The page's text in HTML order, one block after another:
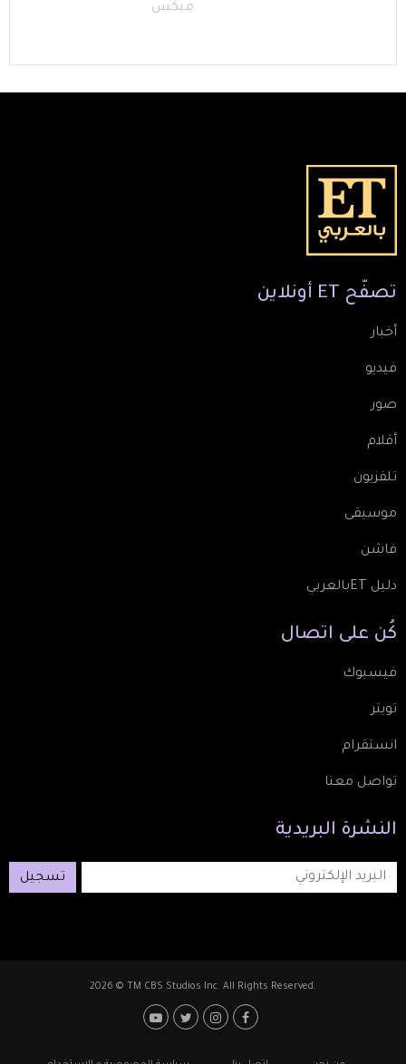
ميكس
تصفّح ET أونلاين
أخبار
فيديو
صور
أفلام
تلفزيون
موسيقى
فاشن
دليل ETبالعربي
كُن على اتصال
فيسبوك
تويتر
انستقرام
تواصل معنا
النشرة البريدية
تسجيل
2026 © TM CBS Studios Inc. All Rights Reserved.
Footer: Social Media